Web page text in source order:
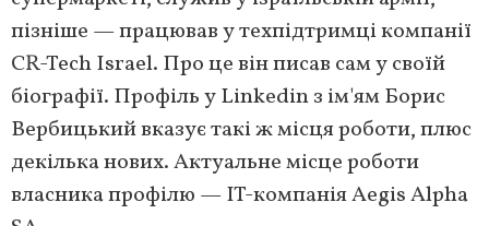
пізніше — працював у техпідтримці компанії
CR-Tech Israel. Про це він писав сам у своїй
біографії. Профіль у Linkedin з ім'ям Борис
Вербицький вказує такі ж місця роботи, плюс
декілька нових. Актуальне місце роботи
власника профілю — IT-компанія Aegis Alpha